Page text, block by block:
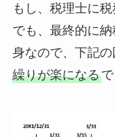
もし、税理士に
でも、最終的に
身なので、下記
繰りが楽になるで